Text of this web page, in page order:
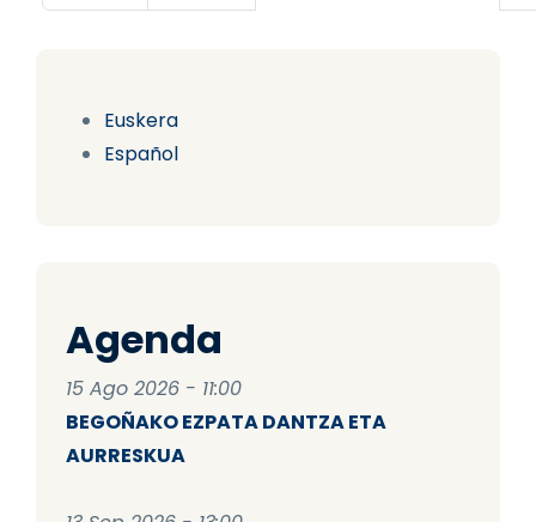
Euskera
Español
Agenda
15 Ago 2026 - 11:00
BEGOÑAKO EZPATA DANTZA ETA
AURRESKUA